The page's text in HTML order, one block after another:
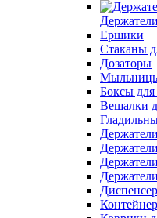
Ершики
Стаканы
Дозаторы
Боксы для
Вешалки